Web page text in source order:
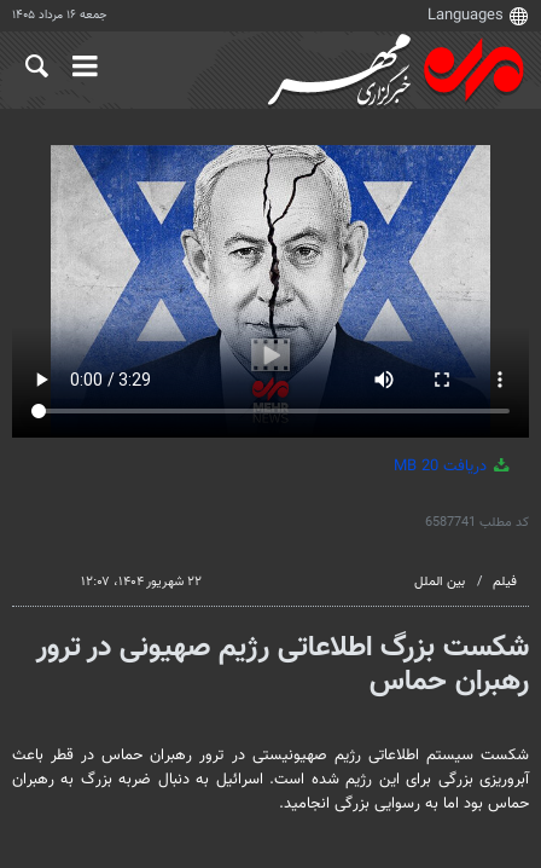
جمعه ۱۶ مرداد ۱۴۰۵
دریافت 20 MB
کد مطلب 6587741
فیلم بین الملل ۲۲ شهریور ۱۴۰۴، ۱۲:۰۷
شکست بزرگ اطلاعاتی رژیم صهیونی در ترور
رهبران حماس
شکست سیستم اطلاعاتی رژیم صهیونیستی در ترور رهبران حماس در قطر باعث
آبروریزی بزرگی برای این رژیم شده است. اسرائیل به دنبال ضربه بزرگ به رهبران
حماس بود اما به رسوایی بزرگی انجامید.